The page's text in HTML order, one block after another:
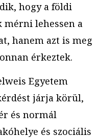
hogy a földi
mérni lehessen a
hanem azt is meg
érkeztek.
Egyetem
járja körül,
és normál
és szociális